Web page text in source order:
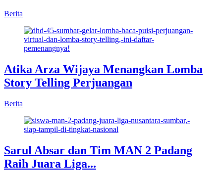
Berita
Atika Arza Wijaya Menangkan Lomba
Story Telling Perjuangan
Berita
Sarul Absar dan Tim MAN 2 Padang
Raih Juara Liga...